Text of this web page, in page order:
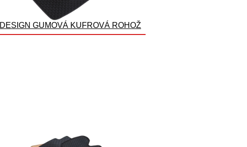
DESIGN GUMOVÁ KUFROVÁ ROHOŽ